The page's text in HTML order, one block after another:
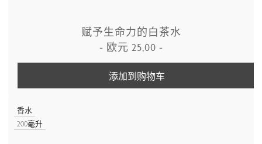
赋予生命力的白茶水
- 欧元 25,00 -
添加到购物车
香水
200毫升